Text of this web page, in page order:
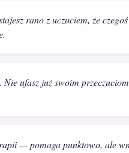
rano z uczuciem, że czegoś
ufasz już swoim
— pomaga punktowo, ale